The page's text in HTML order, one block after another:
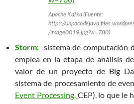
Apache Kafka (Fuente:
https://
/image0019.jpg?w=780)
Storm: sistema de computación
emplea en la etapa de análisis
valor de un proyecto de Big
sistema de procesamiento de
Event Processing, CEP), lo que le